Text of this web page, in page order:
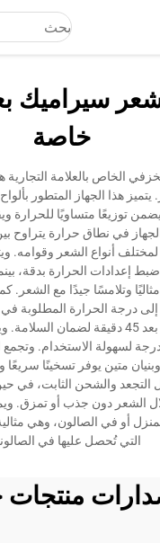
سيراميك
خاصة
الخاص بالعلامة
هذا الجهاز المتطور
يضمن توزيعًا متساويًا للحرارة
لمختلف أنواع الشعر وقوامه.
إعدادات الحرارة بدقة،
وتلامسًا جيدًا مع الشعر.
إلى إيقاف تلقائي بعد 45 دقيقة
بزاوية 360 درجة لسهولة الاستخدام.
متين يوفر تسخينًا سريعًا
التجعد والشحن الثابت، في
الشعر دون جذب أو تمزق.
أو في الصالون، وهي
التي تُحصل عليها في
منتجات